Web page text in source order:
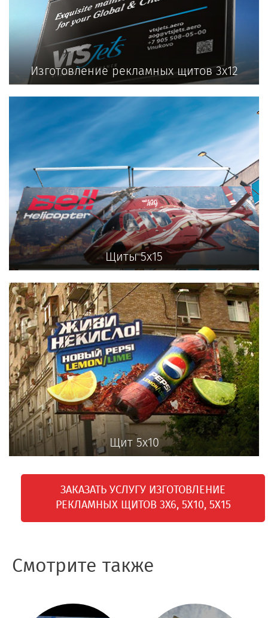
Изготовление рекламных щитов 3х12
Щиты 5х15
Щит 5х10
ЗАКАЗАТЬ УСЛУГУ ИЗГОТОВЛЕНИЕ
РЕКЛАМНЫХ ЩИТОВ 3Х6, 5Х10, 5Х15
Смотрите также